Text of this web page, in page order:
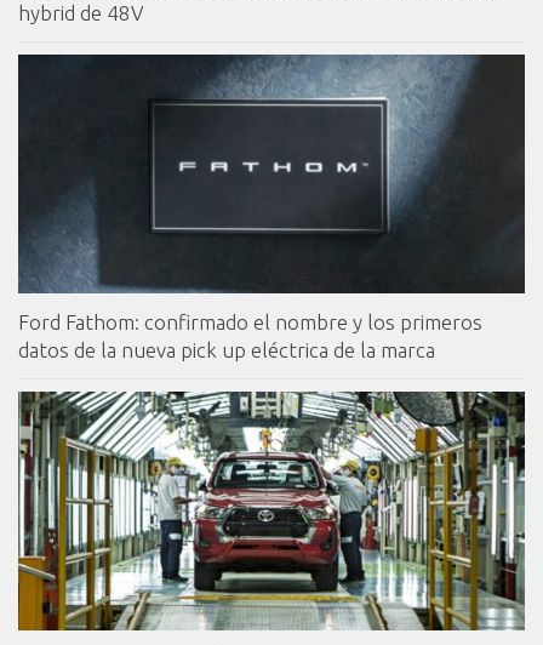
hybrid de 48V
Ford Fathom: confirmado el nombre y los primeros
datos de la nueva pick up eléctrica de la marca